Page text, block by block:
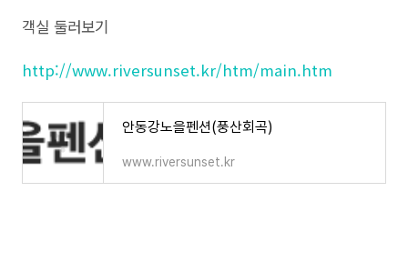
객실 둘러보기
http://www.riversunset.kr/htm/main.htm
안동강노을펜션(풍산회곡)
www.riversunset.kr